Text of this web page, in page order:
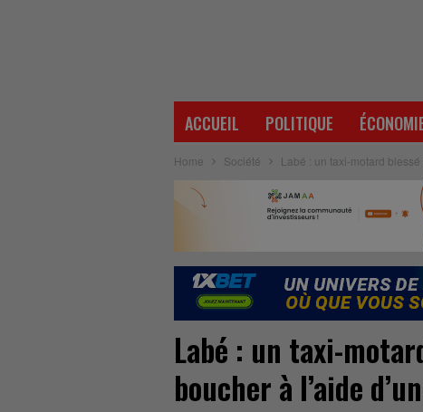
ACCUEIL POLITIQUE
Home Société Labé : un taxi-motard
Labé : un taxi-
boucher à l’aide